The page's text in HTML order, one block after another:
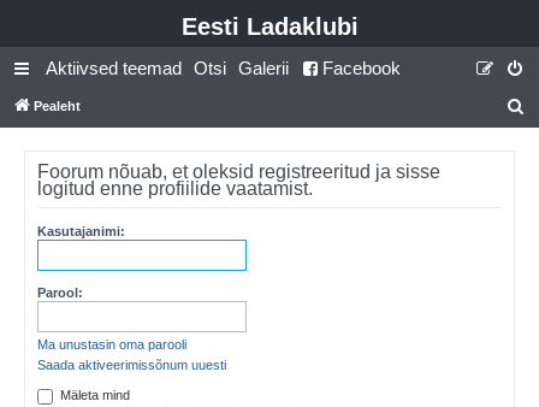
Eesti Ladaklubi
Aktiivsed teemad Otsi Galerii Facebook
Pealeht
t
Foorum nõuab, et oleksid registreeritud ja sisse
logitud enne profiilide vaatamist.
Kasutajanimi:
Parool:
Ma unustasin oma parooli
Saada aktiveerimissõnum uuesti
Mäleta mind